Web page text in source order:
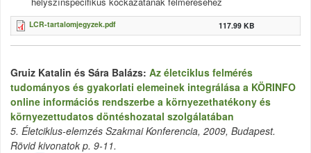
LCR-tartalomjegyzek.pdf 117.99 KB
Gruiz Katalin és Sára Balázs: Az életciklus felmérés
tudományos és gyakorlati elemeinek integrálása a KÖRINFO
online információs rendszerbe a környezethatékony és
környezettudatos döntéshozatal szolgálatában
5. Életciklus-elemzés Szakmai Konferencia, 2009, Budapest.
Rövid kivonatok p. 9-11.